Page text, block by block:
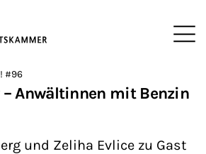
SPRINGEN
>
Podcasts
#96
– Anwältinnen mit Benzin
und Zeliha Evlice zu Gast